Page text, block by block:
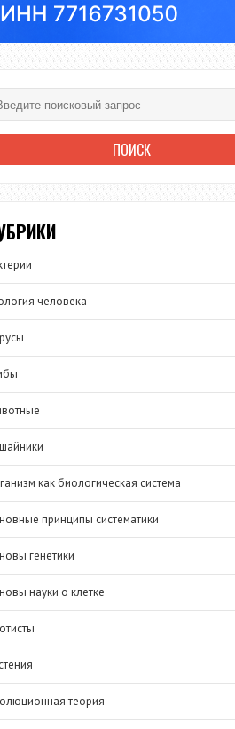
человека
как биологическая система
принципы систематики
генетики
науки о клетке
теория